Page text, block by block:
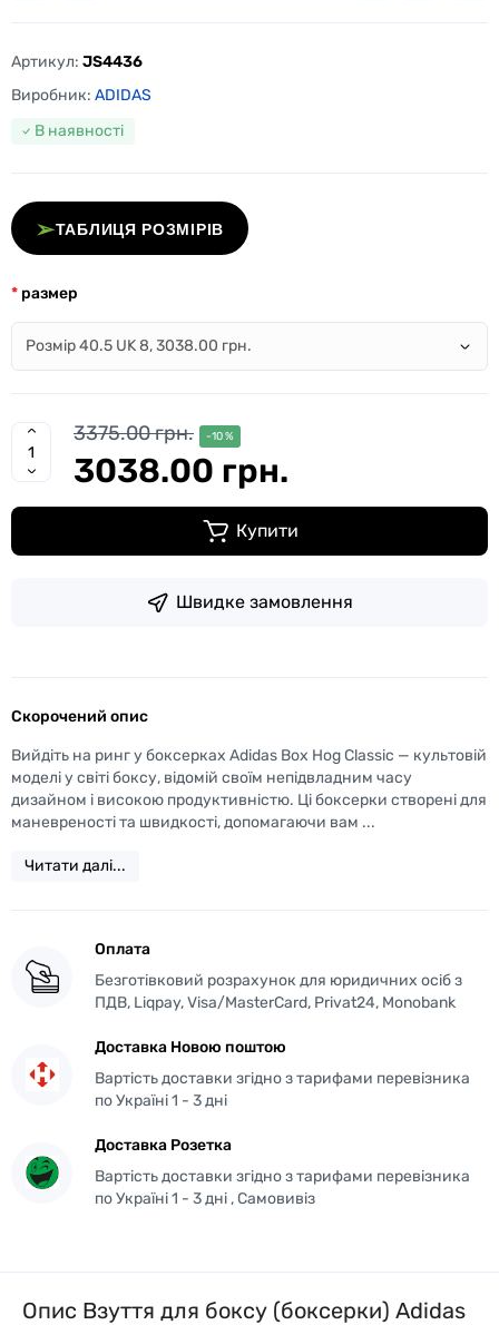
Артикул: JS4436
Виробник: ADIDAS
В наявності
➢ТАБЛИЦЯ РОЗМІРІВ
размер
3375.00 грн. -10 %
3038.00 грн.
Купити
Швидке замовлення
Скорочений опис
Вийдіть на ринг у боксерках Adidas Box Hog Classic — культовій
моделі у світі боксу, відомій своїм непідвладним часу
дизайном і високою продуктивністю. Ці боксерки створені для
маневреності та швидкості, допомагаючи вам ...
Читати далі...
Оплата
Безготівковий розрахунок для юридичних осіб з
ПДВ, Liqpay, Visa/MasterCard, Privat24, Monobank
Доставка Новою поштою
Вартість доставки згідно з тарифами перевізника
по Україні 1 - 3 дні
Доставка Розетка
Вартість доставки згідно з тарифами перевізника
по Україні 1 - 3 дні , Самовивіз
Опис Взуття для боксу (боксерки) Adidas